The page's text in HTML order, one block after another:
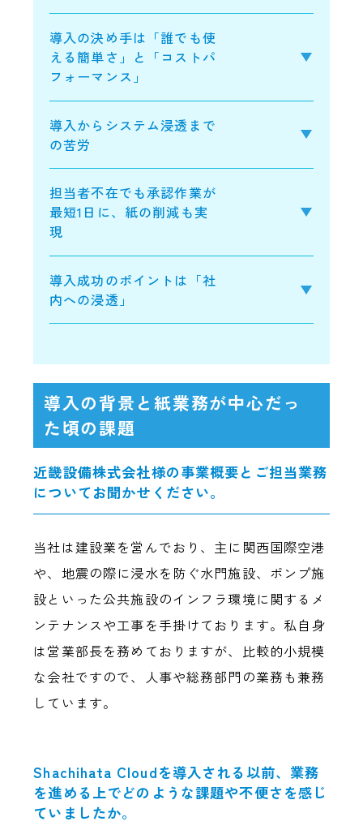
導入の決め手は「誰でも使
える簡単さ」と「コストパ
フォーマンス」
導入からシステム浸透まで
の苦労
担当者不在でも承認作業が
最短1日に、紙の削減も実
現
導入成功のポイントは「社
内への浸透」
導入の背景と紙業務が中心だっ
た頃の課題
近畿設備株式会社様の事業概要とご担当業務
についてお聞かせください。
当社は建設業を営んでおり、主に関西国際空港
や、地震の際に浸水を防ぐ水門施設、ポンプ施
設といった公共施設のインフラ環境に関するメ
ンテナンスや工事を手掛けております。私自身
は営業部長を務めておりますが、比較的小規模
な会社ですので、人事や総務部門の業務も兼務
しています。
Shachihata Cloudを導入される以前、業務
を進める上でどのような課題や不便さを感じ
ていましたか。